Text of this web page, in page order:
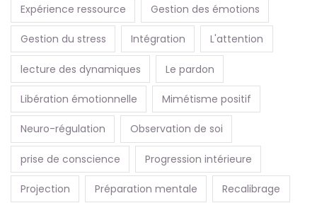
Expérience ressource Gestion des émotions
Gestion du stress Intégration L'attention
lecture des dynamiques Le pardon
Libération émotionnelle Mimétisme positif
Neuro-régulation Observation de soi
prise de conscience Progression intérieure
Projection Préparation mentale Recalibrage